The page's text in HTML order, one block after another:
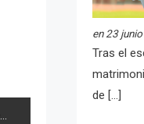
en 23
Tras el
de […]